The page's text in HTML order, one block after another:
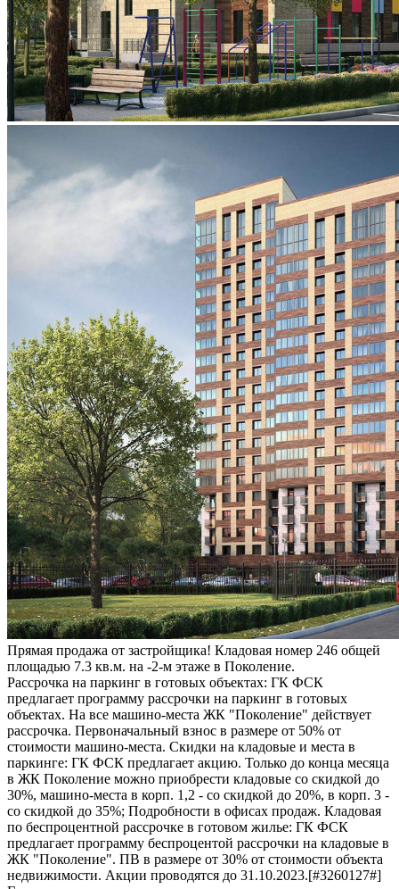
Прямая продажа от застройщика! Кладовая номер 246 общей
площадью 7.3 кв.м. на -2-м этаже в Поколение.
Рассрочка на паркинг в готовых объектах: ГК ФСК
предлагает программу рассрочки на паркинг в готовых
объектах. На все машино-места ЖК "Поколение" действует
рассрочка. Первоначальный взнос в размере от 50% от
стоимости машино-места. Скидки на кладовые и места в
паркинге: ГК ФСК предлагает акцию. Только до конца месяца
в ЖК Поколение можно приобрести кладовые со скидкой до
30%, машино-места в корп. 1,2 - со скидкой до 20%, в корп. 3 -
со скидкой до 35%; Подробности в офисах продаж. Кладовая
по беспроцентной рассрочке в готовом жилье: ГК ФСК
предлагает программу беспроцентой рассрочки на кладовые в
ЖК "Поколение". ПВ в размере от 30% от стоимости объекта
недвижимости. Акции проводятся до 31.10.2023.[#3260127#]